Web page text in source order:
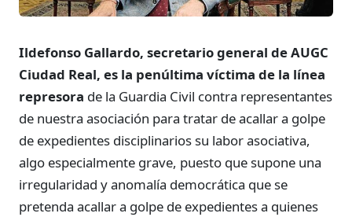
Ildefonso Gallardo, secretario general de AUGC
Ciudad Real, es la penúltima víctima de la línea
represora de la Guardia Civil contra representantes
de nuestra asociación para tratar de acallar a golpe
de expedientes disciplinarios su labor asociativa,
algo especialmente grave, puesto que supone una
irregularidad y anomalía democrática que se
pretenda acallar a golpe de expedientes a quienes